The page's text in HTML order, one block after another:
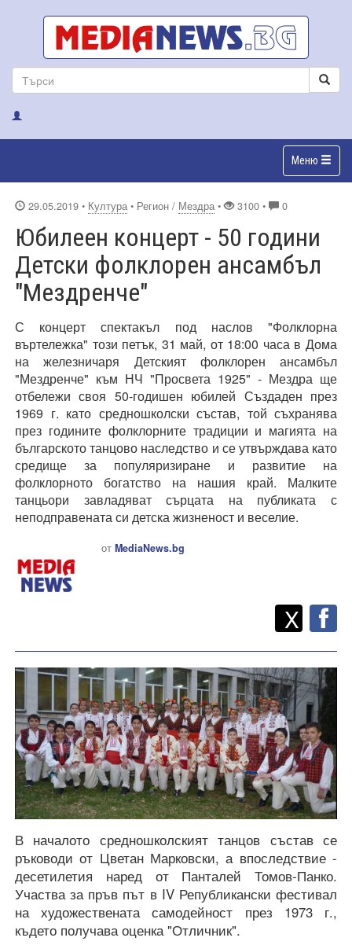
Меню
29.05.2019 • Култура • Регион / Мездра • 3100 • 0
Юбилеен концерт - 50 години
Детски фолклорен ансамбъл
"Мездренче"
С концерт спектакъл под наслов "Фолклорна
въртележка" този петък, 31 май, от 18:00 часа в Дома
на железничаря Детският фолклорен ансамбъл
"Мездренче" към НЧ "Просвета 1925" - Мездра ще
отбележи своя 50-годишен юбилей Създаден през
1969 г. като средношколски състав, той съхранява
през годините фолклорните традиции и магията на
българското танцово наследство и се утвърждава като
средище за популяризиране и развитие на
фолклорното богатство на нашия край. Малките
танцьори завладяват сърцата на публиката с
неподправената си детска жизненост и веселие.
от MediaNews.bg
Споделете
X
В началото средношколският танцов състав се
ръководи от Цветан Марковски, а впоследствие -
десетилетия наред от Панталей Томов-Панко.
Участва за пръв път в IV Републикански фестивал
на художествената самодейност през 1973 г.,
където получава оценка "Отличник".